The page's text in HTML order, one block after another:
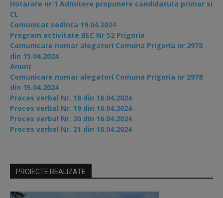
Hotarare nr 1 Admitere propunere candidatura primar si
CL
Comunicat sedinta 19.04.2024
Program activitate BEC Nr 52 Prigoria
Comunicare numar alegatori Comuna Prigoria nr 2978
din 15.04.2024
Anunț
Comunicare numar alegatori Comuna Prigoria nr 2978
din 15.04.2024
Proces verbal Nr. 18 din 16.04.2024
Proces verbal Nr. 19 din 16.04.2024
Proces verbal Nr. 20 din 16.04.2024
Proces verbal Nr. 21 din 16.04.2024
PROIECTE REALIZATE